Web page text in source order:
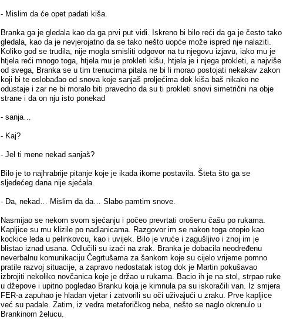
- Mislim da će opet padati kiša.
Branka ga je gledala kao da ga prvi put vidi. Iskreno bi bilo reći da ga je često tako
gledala, kao da je nevjerojatno da se tako nešto uopće može ispred nje nalaziti.
Koliko god se trudila, nije mogla smisliti odgovor na tu njegovu izjavu, iako mu je
htjela reći mnogo toga, htjela mu je prokleti kišu, htjela je i njega prokleti, a najviše
od svega, Branka se u tim trenucima pitala ne bi li morao postojati nekakav zakon
koji bi te oslobađao od snova koje sanjaš proljećima dok kiša baš nikako ne
odustaje i zar ne bi moralo biti pravedno da su ti prokleti snovi simetrični na obje
strane i da on nju isto ponekad
- sanja…
- Kaj?
- Jel ti mene nekad sanjaš?
Bilo je to najhrabrije pitanje koje je ikada ikome postavila. Šteta što ga se
sljedećeg dana nije sjećala.
- Da, nekad… Mislim da da… Slabo pamtim snove.
Nasmijao se nekom svom sjećanju i počeo prevrtati orošenu čašu po rukama.
Kapljice su mu klizile po nadlanicama. Razgovor im se nakon toga otopio kao
kockice leda u pelinkovcu, kao i uvijek. Bilo je vruće i zagušljivo i znoj im je
blistao iznad usana. Odlučili su izaći na zrak. Branka je dobacila neodređenu
neverbalnu komunikaciju Čegrtušama za šankom koje su cijelo vrijeme pomno
pratile razvoj situacije, a zapravo nedostatak istog dok je Martin pokušavao
izbrojiti nekoliko novčanica koje je držao u rukama. Bacio ih je na stol, strpao ruke
u džepove i upitno pogledao Branku koja je kimnula pa su iskoračili van. Iz smjera
FER-a zapuhao je hladan vjetar i zatvorili su oči uživajući u zraku. Prve kapljice
već su padale. Zatim, iz vedra metaforičkog neba, nešto se naglo okrenulo u
Brankinom želucu.